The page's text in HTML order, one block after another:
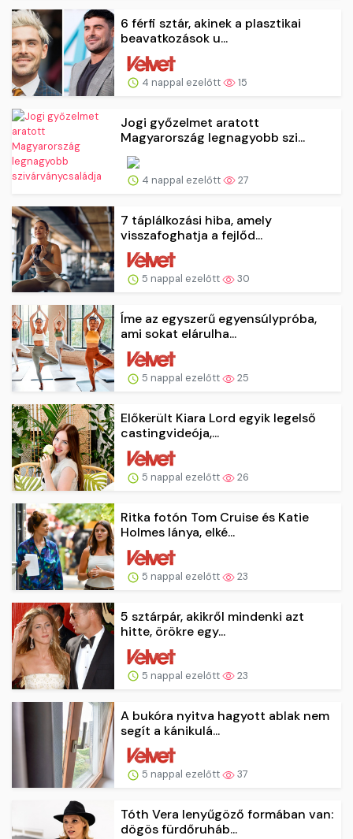
6 férfi sztár, akinek a plasztikai
beavatkozások u...
4 nappal ezelőtt 15
Jogi győzelmet aratott
Magyarország legnagyobb szi...
4 nappal ezelőtt 27
7 táplálkozási hiba, amely
visszafoghatja a fejlőd...
5 nappal ezelőtt 30
Íme az egyszerű egyensúlypróba,
ami sokat elárulha...
5 nappal ezelőtt 25
Előkerült Kiara Lord egyik legelső
castingvideója,...
5 nappal ezelőtt 26
Ritka fotón Tom Cruise és Katie
Holmes lánya, elké...
5 nappal ezelőtt 23
5 sztárpár, akikről mindenki azt
hitte, örökre egy...
5 nappal ezelőtt 23
A bukóra nyitva hagyott ablak nem
segít a kánikulá...
5 nappal ezelőtt 37
Tóth Vera lenyűgöző formában van:
dögös fürdőruháb...